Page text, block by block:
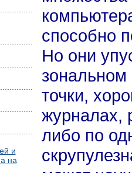
способно
Но они
зональном
точки,
журналах,
либо по